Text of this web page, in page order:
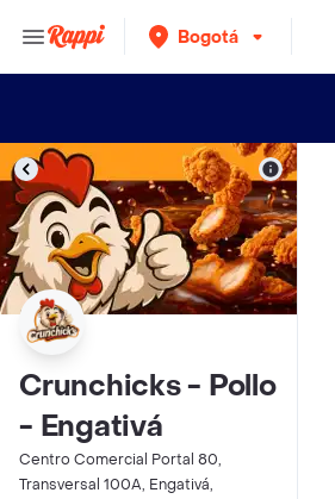
Bogotá
Crunchicks - Pollo
- Engativá
Centro Comercial Portal 80,
Transversal 100A, Engativá,